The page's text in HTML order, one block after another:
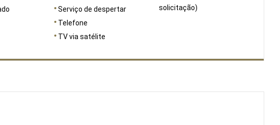
Serviço de despertar
Telefone
TV via satélite
solicitação)